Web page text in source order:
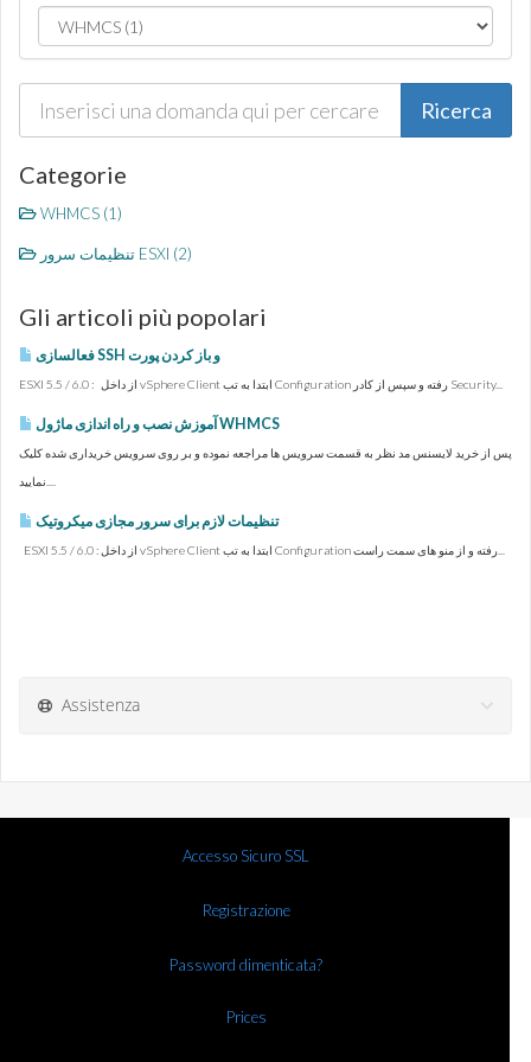
Categorie
WHMCS (1)
تنظیمات سرور ESXI (2)
Gli articoli più popolari
فعالسازی SSH و باز کردن پورت
ESXI 5.5 / 6.0 : از داخل vSphere Client ابتدا به تب Configuration رفته و سپس از کادر Security...
آموزش نصب و راه اندازی ماژول WHMCS
پس از خرید لایسنس مد نظر به قسمت سرویس ها مراجعه نموده و بر روی سرویس خریداری شده کلیک
تنظیمات لازم برای سرور مجازی میکروتیک
Assistenza
Accesso Sicuro SSL
Registrazione
Password dimenticata?
Prices